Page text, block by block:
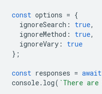
const options = {
ignoreSearch : true,
ignoreMethod : true,
ignoreVary :
true
};
const responses = await
console. log( `There are